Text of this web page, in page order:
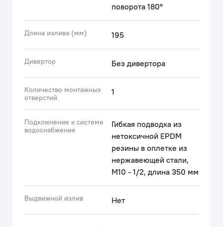
поворота 180°
Длина излива (мм) 195
Дивертор Без дивертора
Количество монтажных
отверстий
1
Подключение к системе
водоснабжения
Гибкая подводка из
нетоксичной EPDM
резины в оплетке из
нержавеющей стали,
М10 - 1/2, длина 350 мм
Выдвижной излив Нет